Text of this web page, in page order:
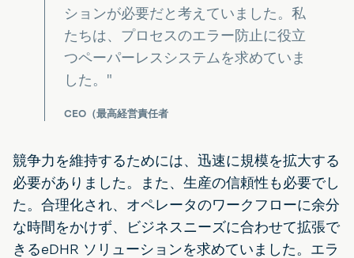
ションが必要だと考えていました。私
たちは、プロセスのエラー防止に役立
つペーパーレスシステムを求めていま
した。"
CEO（最高経営責任者
競争力を維持するためには、迅速に規模を拡大する
必要がありました。また、生産の信頼性も必要でし
た。合理化され、オペレータのワークフローに余分
な時間をかけず、ビジネスニーズに合わせて拡張で
きるeDHR ソリューションを求めていました。エラ